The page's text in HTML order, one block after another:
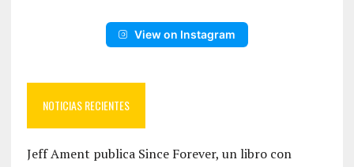
View on Instagram
NOTICIAS RECIENTES
Jeff Ament publica Since Forever, un libro con